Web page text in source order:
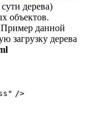
дерева)
объектов.
Пример данной
загрузку дерева
/>